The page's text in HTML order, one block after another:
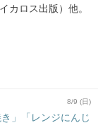
イカロス出版）他。
8/9 (日)
」「レンジにんじ